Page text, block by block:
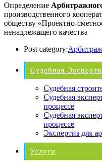
Определение
производственного
обществу «Проектно-
ненадлежащего качества
Post category:
Судебная
Судебная
Судебная
процессе
Судебная
процессе
Экспертиз для
Услуги